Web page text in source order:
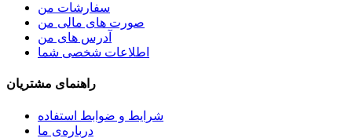
سفارشات من
صورت های مالی من
آدرس های من
اطلاعات شخصی شما
راهنمای مشتریان
شرايط و ضوابط استفاده
درباره‌ی ما